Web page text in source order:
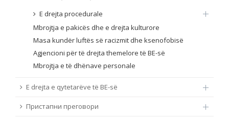
E drejta procedurale
Mbrojtja e pakicës dhe e drejta kulturore
Masa kundër luftës së racizmit dhe ksenofobisë
Agjencioni për të drejta themelore të BE-së
Mbrojtja e të dhënave personale
E drejta e qytetarëve të BE-së
Пристапни преговори